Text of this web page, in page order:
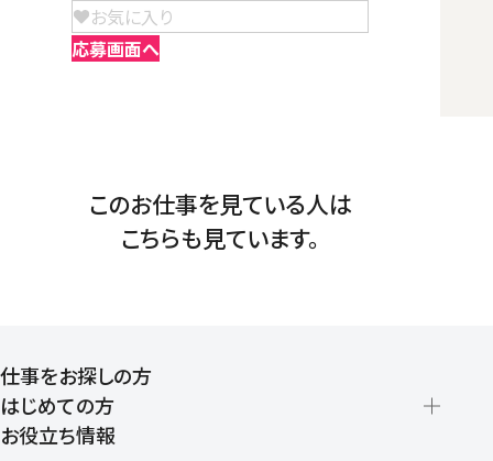
お気に入り
応募画面へ
このお仕事を見ている人は
こちらも見ています。
仕事をお探しの方
はじめての方
お役立ち情報